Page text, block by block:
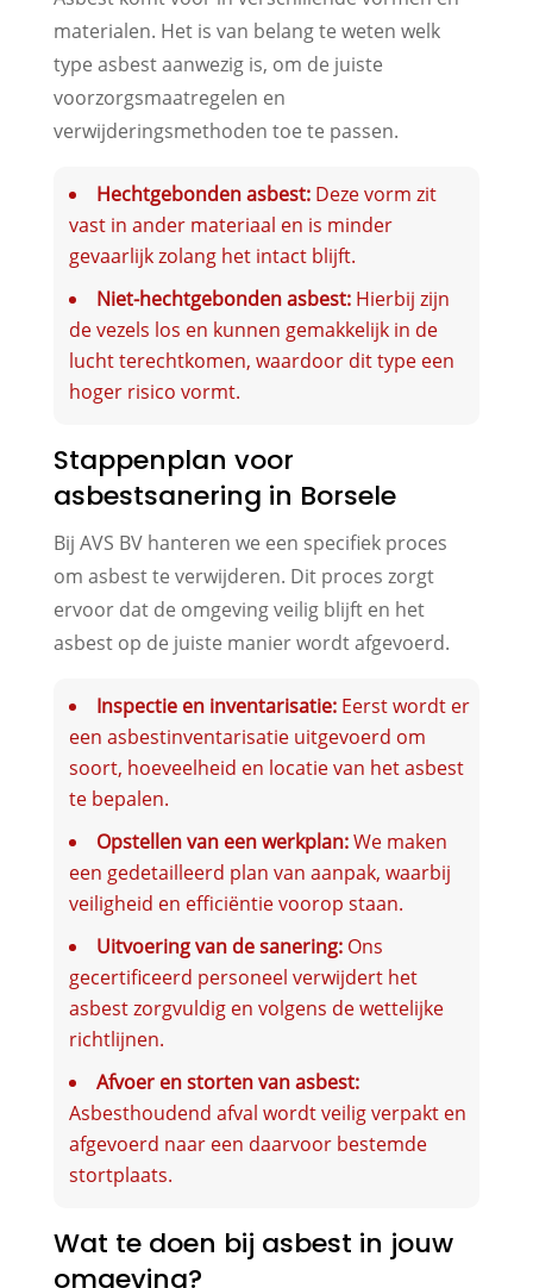
materialen. Het is van belang te weten welk
type asbest aanwezig is, om de juiste
voorzorgsmaatregelen en
verwijderingsmethoden toe te passen.
Hechtgebonden asbest:Deze vorm zit
vast in ander materiaal en is minder
gevaarlijk zolang het intact blijft.
Niet-hechtgebonden asbest:Hierbij zijn
de vezels los en kunnen gemakkelijk in de
lucht terechtkomen, waardoor dit type een
hoger risico vormt.
Stappenplan voor
asbestsanering in Borsele
Bij AVS BV hanteren we een specifiek proces
om asbest te verwijderen. Dit proces zorgt
ervoor dat de omgeving veilig blijft en het
asbest op de juiste manier wordt afgevoerd.
Inspectie en inventarisatie:Eerst wordt er
een asbestinventarisatie uitgevoerd om
soort, hoeveelheid en locatie van het asbest
te bepalen.
Opstellen van een werkplan:We maken
een gedetailleerd plan van aanpak, waarbij
veiligheid en efficiëntie voorop staan.
Uitvoering van de sanering:Ons
gecertificeerd personeel verwijdert het
asbest zorgvuldig en volgens de wettelijke
richtlijnen.
Afvoer en storten van asbest:
Asbesthoudend afval wordt veilig verpakt en
afgevoerd naar een daarvoor bestemde
stortplaats.
Wat te doen bij asbest in jouw
omgeving?